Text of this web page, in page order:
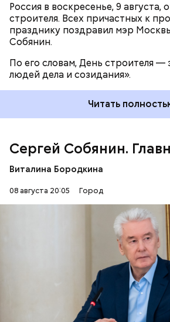
Россия в воскресенье, 9 августа,
строителя. Всех причастных к
празднику поздравил мэр
Собянин.
По его словам, День строителя —
людей дела и созидания».
Читать
Сергей Собянин.
Виталина Бородкина
08 августа 20:05 Город
высокие темпы
недвижимости. За первые семь
в столице введено в
квадратных метров различных
процентов превышает
периода прошлого года.
— По итогам этого года
миллиона квадратных метров
отметил Собянин.
СТРОИТЕЛЬСТВО
МОСКВА
СЕРГЕЙ СОБЯНИН
МЕТРО